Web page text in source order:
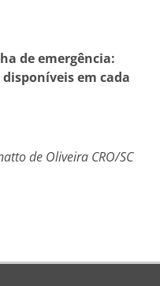
de emergência:
disponíveis em cada
de Oliveira CRO/SC